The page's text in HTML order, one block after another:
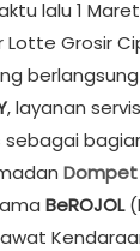
lalu 1
Lotte Grosir
berlangsung
, layanan servis
Dompet
BeROJOL